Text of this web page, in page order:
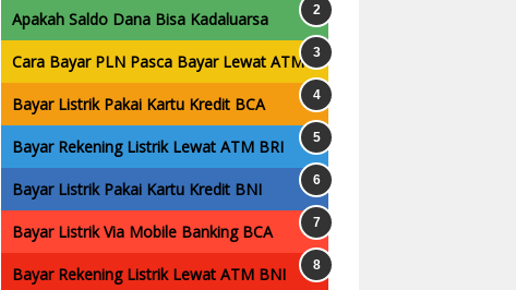
Apakah Saldo Dana Bisa Kadaluarsa
Cara Bayar PLN Pasca Bayar Lewat ATM
Bayar Listrik Pakai Kartu Kredit BCA
Bayar Rekening Listrik Lewat ATM BRI
Bayar Listrik Pakai Kartu Kredit BNI
Bayar Listrik Via Mobile Banking BCA
Bayar Rekening Listrik Lewat ATM BNI